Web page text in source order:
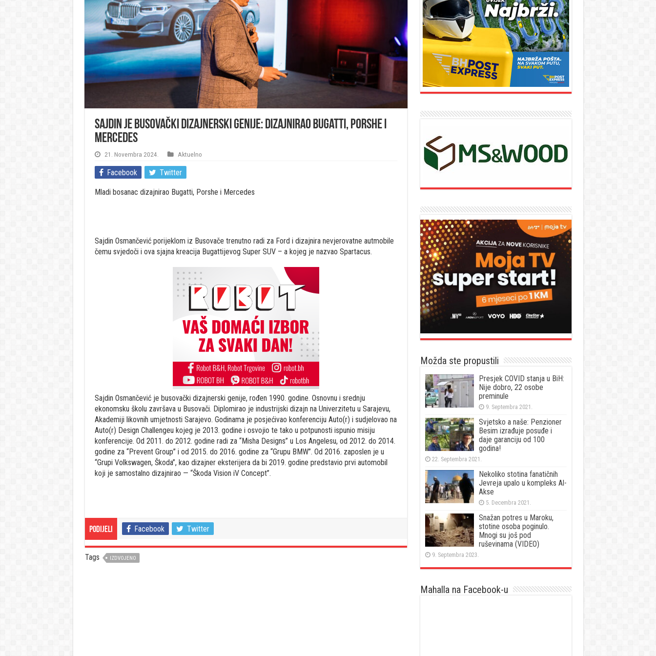
Sajdin je busovački dizajnerski genije: Dizajnirao Bugatti, Porshe i
Mercedes
21. Novembra 2024. Aktuelno
Facebook Twitter
Mladi bosanac dizajnirao Bugatti, Porshe i Mercedes
Sajdin Osmančević porijeklom iz Busovače trenutno radi za Ford i dizajnira nevjerovatne autmobile
čemu svjedoči i ova sjajna kreacija Bugattijevog Super SUV – a kojeg je nazvao Spartacus.
Sajdin Osmančević je busovački dizajnerski genije, rođen 1990. godine. Osnovnu i srednju
ekonomsku školu završava u Busovači. Diplomirao je industrijski dizajn na Univerzitetu u Sarajevu,
Akademiji likovnih umjetnosti Sarajevo. Godinama je posjećivao konferenciju Auto(r) i sudjelovao na
Auto(r) Design Challengeu kojeg je 2013. godine i osvojio te tako u potpunosti ispunio misiju
konferencije. Od 2011. do 2012. godine radi za “Misha Designs” u Los Angelesu, od 2012. do 2014.
godine za “Prevent Group” i od 2015. do 2016. godine za “Grupu BMW”. Od 2016. zaposlen je u
“Grupi Volkswagen, Škoda”, kao dizajner eksterijera da bi 2019. godine predstavio prvi automobil
koji je samostalno dizajnirao — “Škoda Vision iV Concept”.
Podijeli Facebook Twitter
Tags IZDVOJENO
Možda ste propustili
Presjek COVID stanja u BiH:
Nije dobro, 22 osobe
preminule
9. Septembra 2021.
Svjetsko a naše: Penzioner
Besim izrađuje posuđe i
daje garanciju od 100
godina!
22. Septembra 2021.
Nekoliko stotina fanatičnih
Jevreja upalo u kompleks Al-
Akse
5. Decembra 2021.
Snažan potres u Maroku,
stotine osoba poginulo.
Mnogi su još pod
ruševinama (VIDEO)
9. Septembra 2023.
Mahalla na Facebook-u